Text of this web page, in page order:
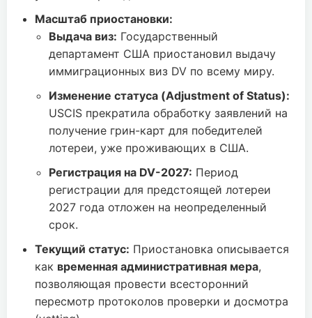
Масштаб приостановки:
Выдача виз: Государственный
департамент США приостановил выдачу
иммиграционных виз DV по всему миру.
Изменение статуса (Adjustment of Status):
USCIS прекратила обработку заявлений на
получение грин-карт для победителей
лотереи, уже проживающих в США.
Регистрация на DV-2027: Период
регистрации для предстоящей лотереи
2027 года отложен на неопределенный
срок.
Текущий статус: Приостановка описывается
как временная административная мера,
позволяющая провести всесторонний
пересмотр протоколов проверки и досмотра